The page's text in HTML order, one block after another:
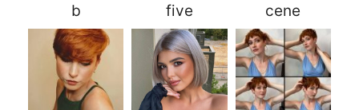
b
five
cene